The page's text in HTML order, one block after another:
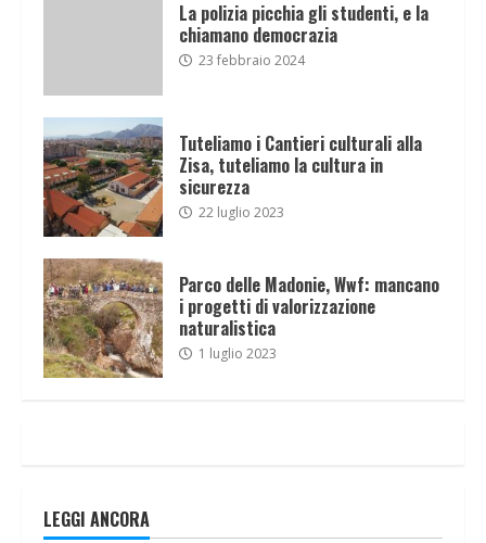
La polizia picchia gli studenti, e la
chiamano democrazia
23 febbraio 2024
Tuteliamo i Cantieri culturali alla
Zisa, tuteliamo la cultura in
sicurezza
22 luglio 2023
Parco delle Madonie, Wwf: mancano
i progetti di valorizzazione
naturalistica
1 luglio 2023
LEGGI ANCORA